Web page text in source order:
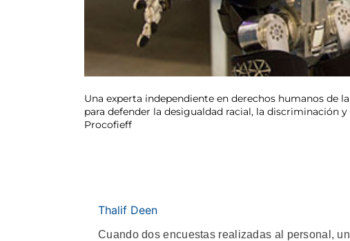
Una experta independiente en derechos humanos de
para defender la desigualdad racial, la discriminación
Procofieff
Thalif Deen
Cuando dos encuestas realizadas al personal,